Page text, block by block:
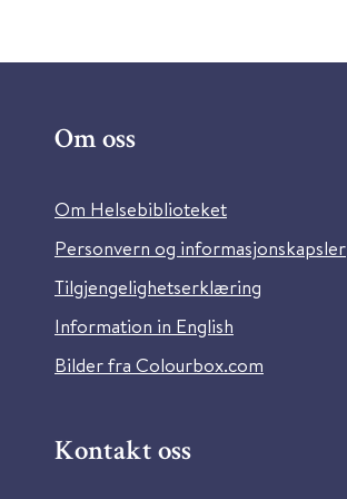
Om oss
Om Helsebiblioteket
Personvern og informasjonskapsler
Tilgjengelighetserklæring
Information in English
Bilder fra Colourbox.com
Kontakt oss